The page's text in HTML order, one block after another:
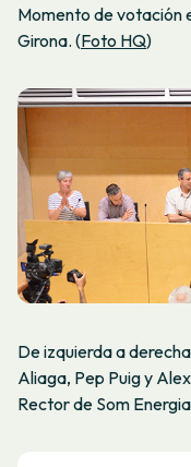
Momento de votación
Girona. (Foto HQ)
De izquierda a
Aliaga, Pep Puig y
Rector de Som